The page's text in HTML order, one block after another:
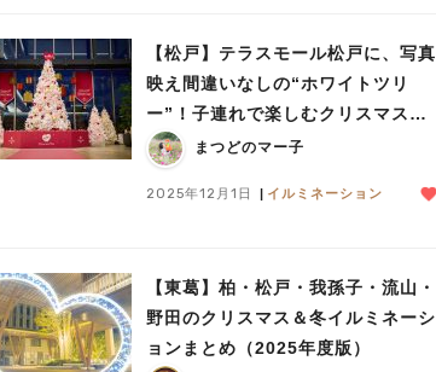
【松戸】テラスモール松戸に、写真
映え間違いなしの“ホワイトツリ
ー”！子連れで楽しむクリスマス
〈PR〉まつどのマー子
2025年12月1日 イルミネーション
【東葛】柏・松戸・我孫子・流山・
野田のクリスマス＆冬イルミネーシ
ョンまとめ（2025年度版）